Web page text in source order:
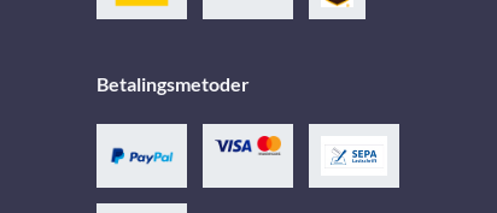
Betalingsmetoder